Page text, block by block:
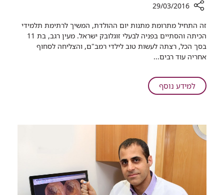
שיתוף
בת
ה-11
התחילה
תרומות
לילדי
29/03/2016
זה התחיל מתרומת מתנות יום ההולדת, המשיך לרתימת תלמידי
הכיתה והסתיים בפניה לבעלי זוגלובק ישראל. מעין רגב, בת 11
בסך הכל, רצתה לעשות טוב לילדי רמב"ם, והצליחה לסחוף
אחריה עוד רבים...
למידע נוסףעל
בת
גל
תרומות
לילדי
רמב"ם